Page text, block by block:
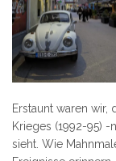
Erstaunt waren wir,
Krieges (1992-95)
sieht. Wie